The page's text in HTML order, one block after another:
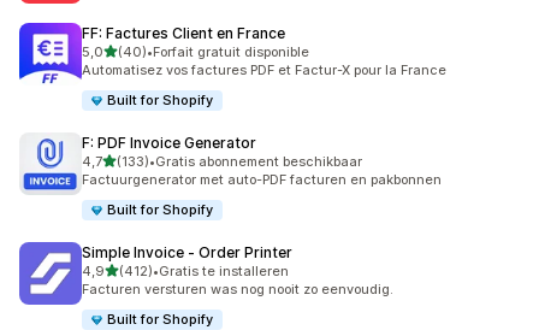
FF: Factures Client en France
5,0van 5 sterren
(40)
40 recensies in totaal
•Forfait gratuit disponible
Automatisez vos factures PDF et Factur-X pour la France
Built for Shopify
F: PDF Invoice Generator
4,7van 5 sterren
(133)
133 recensies in totaal
•Gratis abonnement beschikbaar
Factuurgenerator met auto-PDF facturen en pakbonnen
Built for Shopify
Simple Invoice ‑ Order Printer
4,9van 5 sterren
(412)
412 recensies in totaal
•Gratis te installeren
Facturen versturen was nog nooit zo eenvoudig.
Built for Shopify